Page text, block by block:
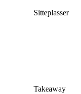
Sitteplasser
Takeaway